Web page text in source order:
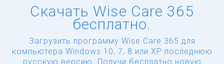
Скачать Wise Care 365
бесплатно.
Загрузить программу Wise Care 365 для
компьютера Windows 10, 7, 8 или XP последнюю
русскую версию.
Получи бесплатно новую